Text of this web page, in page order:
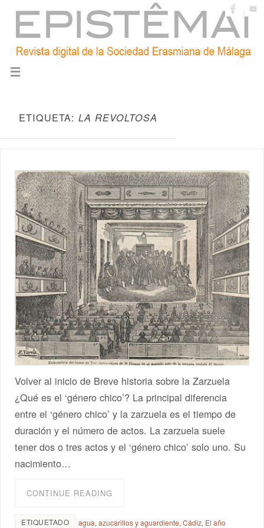
ETIQUETA: LA REVOLTOSA
Volver al inicio de Breve historia sobre la Zarzuela
¿Qué es el ‘género chico’? La principal diferencia
entre el ‘género chico’ y la zarzuela es el tiempo de
duración y el número de actos. La zarzuela suele
tener dos o tres actos y el ‘género chico’ solo uno. Su
nacimiento…
CONTINUE READING
ETIQUETADO agua,azucarillos y aguardiente,Cádiz, El año